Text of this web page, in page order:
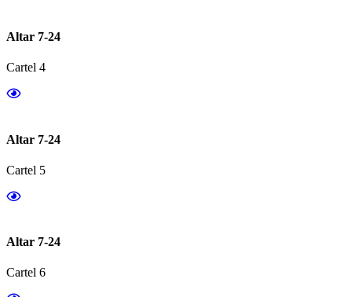
Altar 7-24
Cartel 4
Altar 7-24
Cartel 5
Altar 7-24
Cartel 6